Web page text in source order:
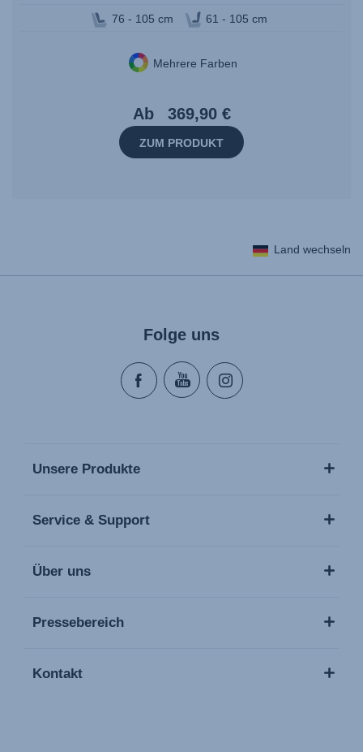
76 - 105 cm 61 - 105 cm
Mehrere Farben
Ab 369,90 €
ZUM PRODUKT
Land wechseln
Folge uns
Unsere Produkte
Service & Support
Über uns
Pressebereich
Kontakt